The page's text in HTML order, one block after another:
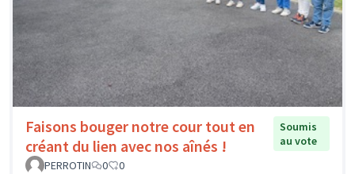
Faisons bouger notre cour tout en
créant du lien avec nos aînés !
Soumis
au vote
PERROTIN
0 0